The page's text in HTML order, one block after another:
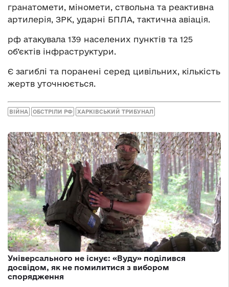
гранатомети, міномети, ствольна та реактивна
артилерія, ЗРК, ударні БПЛА, тактична авіація.
рф атакувала 139 населених пунктів та 125
об’єктів інфраструктури.
Є загиблі та поранені серед цивільних, кількість
жертв уточнюється.
ВІЙНА ОБСТРІЛИ РФ ХАРКІВСЬКИЙ ТРИБУНАЛ
Універсального не існує: «Вуду» поділився
досвідом, як не помилитися з вибором
спорядження